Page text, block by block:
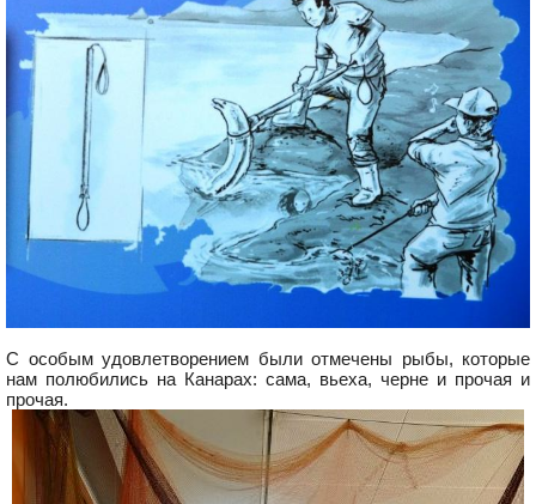
С особым удовлетворением были отмечены рыбы, которые
нам полюбились на Канарах: сама, вьеха, черне и прочая и
прочая.